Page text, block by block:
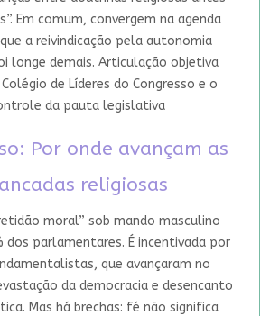
Em comum, convergem na agenda
a reivindicação pela autonomia
longe demais. Articulação objetiva
de Líderes do Congresso e o
da pauta legislativa
Por onde avançam as
religiosas
moral” sob mando masculino
dos parlamentares. É incentivada por
que avançaram no
da democracia e desencanto
Mas há brechas: fé não significa